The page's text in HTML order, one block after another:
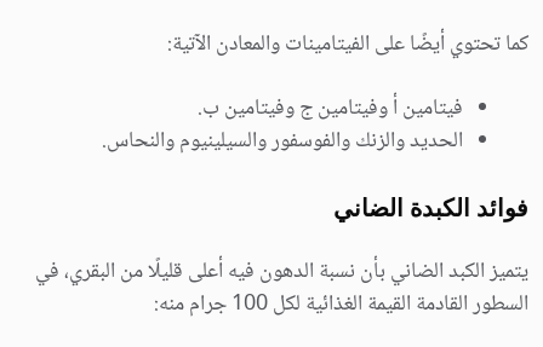
كما تحتوي أيضًا على الفيتامينات والمعادن الآتية:
فيتامين أ وفيتامين ج وفيتامين ب.
الحديد والزنك والفوسفور والسيلينيوم والنحاس.
فوائد الكبدة الضاني
يتميز الكبد الضاني بأن نسبة الدهون فيه أعلى قليلًا من البقري، في
السطور القادمة القيمة الغذائية لكل 100 جرام منه: